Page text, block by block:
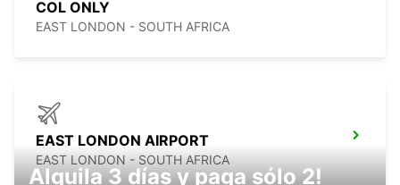
COL ONLY
EAST LONDON - SOUTH AFRICA
EAST LONDON AIRPORT
EAST LONDON - SOUTH AFRICA
Alquila 3 días y paga sólo 2!